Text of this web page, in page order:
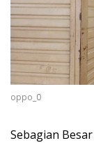
oppo_0
Sebagian